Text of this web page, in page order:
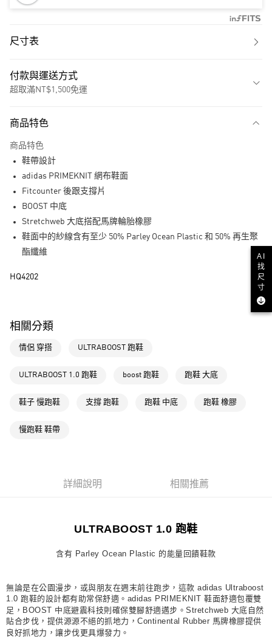
尺寸表
付款與運送方式
超取滿NT$1,500免運
LINE Pay
全家取貨付款
萊爾富取貨付款
每筆NT$80，滿NT$1,500(含以上)免運費
7-11取貨付款
商品特色
商品特色
鞋帶設計
adidas PRIMEKNIT 網布鞋面
Fitcounter 後跟支撐片
BOOST 中底
Stretchweb 大底搭配馬牌輪胎橡膠
鞋面中的紗線含有至少 50% Parley Ocean Plastic 和 50% 再生聚
酯纖維
HQ4202
相關分類
情侶 穿搭 ULTRABOOST 跑鞋
ULTRABOOST 1.0 跑鞋 boost 跑鞋 跑鞋 大底
鞋子 慢跑鞋 支撐 跑鞋 跑鞋 中底 跑鞋 橡膠
慢跑鞋 鞋帶
詳細說明 相關推薦
ULTRABOOST 1.0 跑鞋
含有 Parley Ocean Plastic 的能量回饋鞋款
無論是在公園漫步，或與朋友在週末前往跑步，這款 adidas Ultraboost
1.0 跑鞋的設計都有助常保舒適。adidas PRIMEKNIT 鞋面舒適包覆雙
足，BOOST 中底避震科技則確保雙腳舒適邁步。Stretchweb 大底自然
貼合步伐，提供源源不絕的抓地力，Continental Rubber 馬牌橡膠提供
良好抓地力，讓步伐更具爆發力。
AI
找
尺
寸